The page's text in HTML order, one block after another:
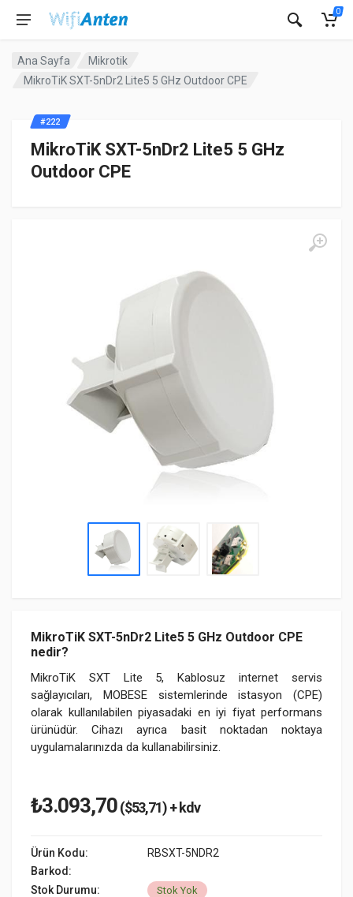
0
Ana Sayfa
Mikrotik
MikroTiK SXT-5nDr2 Lite5 5 GHz Outdoor CPE
MikroTiK SXT-5nDr2 Lite5 5 GHz
Outdoor CPE
MikroTiK SXT-5nDr2 Lite5 5 GHz Outdoor CPE
nedir?
MikroTiK SXT Lite 5, Kablosuz internet servis
sağlayıcıları, MOBESE sistemlerinde istasyon (CPE)
olarak kullanılabilen piyasadaki en iyi fiyat performans
ürünüdür. Cihazı ayrıca basit noktadan noktaya
uygulamalarınızda da kullanabilirsiniz.
#222
₺3.093,70($53,71) + kdv
Ürün Kodu:
RBSXT-5NDR2
Barkod:
Stok Durumu:
Stok Yok